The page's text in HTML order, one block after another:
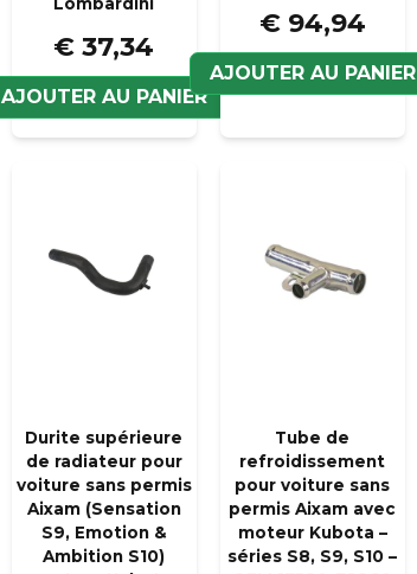
Lombardini
€ 37,34
AJOUTER AU PANIER
€ 94,94
AJOUTER AU PANIER
Durite supérieure
de radiateur pour
voiture sans permis
Aixam (Sensation
S9, Emotion &
Ambition S10)
Tube de
refroidissement
pour voiture sans
permis Aixam avec
moteur Kubota –
séries S8, S9, S10 –